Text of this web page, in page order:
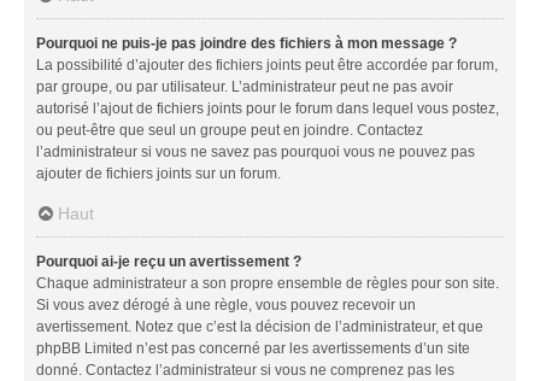
Pourquoi ne puis-je pas joindre des fichiers à mon message ?
La possibilité d’ajouter des fichiers joints peut être accordée par forum,
par groupe, ou par utilisateur. L’administrateur peut ne pas avoir
autorisé l’ajout de fichiers joints pour le forum dans lequel vous postez,
ou peut-être que seul un groupe peut en joindre. Contactez
l’administrateur si vous ne savez pas pourquoi vous ne pouvez pas
ajouter de fichiers joints sur un forum.
Haut
Pourquoi ai-je reçu un avertissement ?
Chaque administrateur a son propre ensemble de règles pour son site.
Si vous avez dérogé à une règle, vous pouvez recevoir un
avertissement. Notez que c’est la décision de l’administrateur, et que
phpBB Limited n’est pas concerné par les avertissements d’un site
donné. Contactez l’administrateur si vous ne comprenez pas les